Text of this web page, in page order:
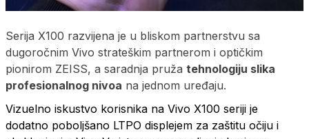
Serija X100 razvijena je u bliskom partnerstvu sa
dugoročnim Vivo strateškim partnerom i optičkim
pionirom ZEISS, a saradnja pruža tehnologiju slika
profesionalnog nivoa na jednom uređaju.
Vizuelno iskustvo korisnika na Vivo X100 seriji je
dodatno poboljšano LTPO displejem za zaštitu očiju i